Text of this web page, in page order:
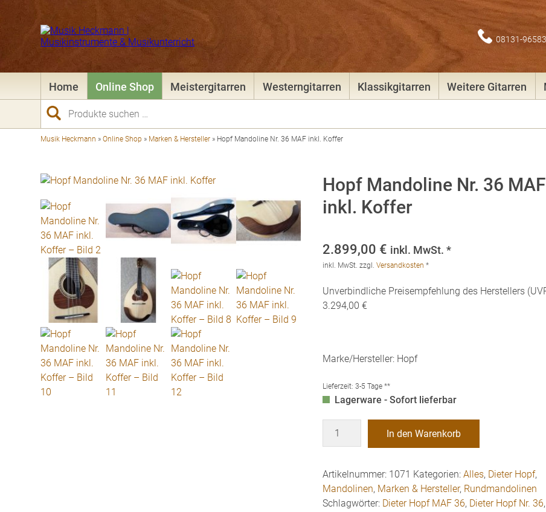
08131-96583
Home Online Shop Meistergitarren Westerngitarren Klassikgitarren Weitere Gitarren
Suchen
nach:
Musik Heckmann »Online Shop » Marken & Hersteller » Hopf Mandoline Nr. 36 MAF inkl. Koffer
Hopf Mandoline Nr. 36 MAF
inkl. Koffer
2.899,00 € inkl. MwSt. *
inkl. MwSt. zzgl.Versandkosten *
Unverbindliche Preisempfehlung des Herstellers
3.294,00 €
Marke/Hersteller: Hopf
Lieferzeit:3-5 Tage **
Lagerware - Sofort lieferbar
Mandoline
36
MAF
inkl.
In den Warenkorb
Artikelnummer: 1071 Kategorien:Alles, Dieter Hopf,
Mandolinen, Marken & Hersteller, Rundmandolinen
Schlagwörter: Dieter Hopf MAF 36, Dieter Hopf Nr. 36,